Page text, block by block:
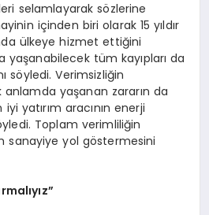
selamlayarak sözlerine
içinden biri olarak 15 yıldır
ülkeye hizmet ettiğini
tüm kayıpları da
söyledi. Verimsizliğin
yaşanan zararın da
yatırım aracının enerji
Toplam verimliliğin
sanayiye yol göstermesini